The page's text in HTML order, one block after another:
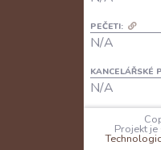
PEČETI:
N/A
KANCELÁŘSKÉ
N/A
češtinaProjekt